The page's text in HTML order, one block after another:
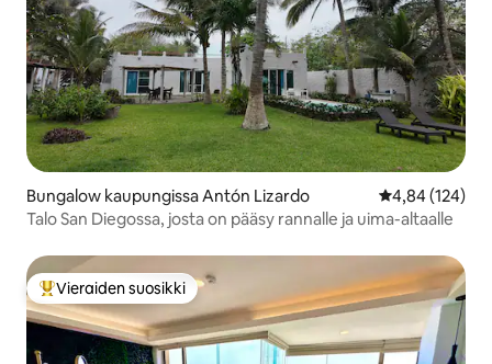
Bungalow kaupungissa Antón Lizardo
4,84 (124)
Talo San Diegossa, josta on pääsy rannalle ja uima-altaalle
Vieraiden suosikkien parhaimmistoa
Vieraiden suosikki